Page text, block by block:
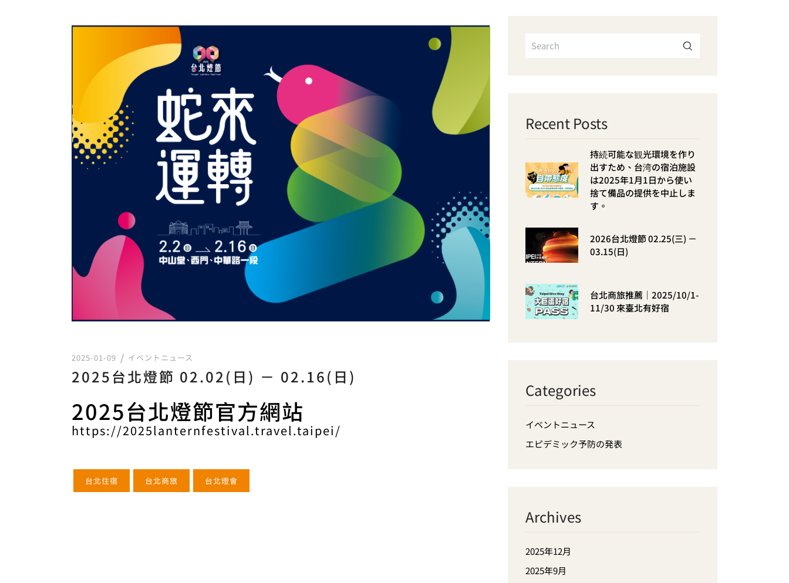
2025-01-09 イベントニュース
2025台北燈節 02.02(日) － 02.16(日)
2025台北燈節官方網站
https://2025lanternfestival.travel.taipei/
台北住宿 台北商旅 台北燈會
Recent Posts
持続可能な観光環境を作り
出すため、台湾の宿泊施設
は2025年1月1日から使い
捨て備品の提供を中止しま
す。
2026台北燈節 02.25(三) －
03.15(日)
台北商旅推薦｜2025/10/1-
11/30 來臺北有好宿
Categories
イベントニュース
エピデミック予防の発表
Archives
2025年12月
2025年9月